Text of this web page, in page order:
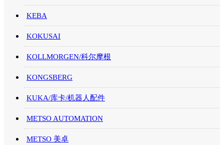
KEBA
KOKUSAI
KOLLMORGEN/科尔摩根
KONGSBERG
KUKA/库卡/机器人配件
METSO AUTOMATION
METSO 美卓